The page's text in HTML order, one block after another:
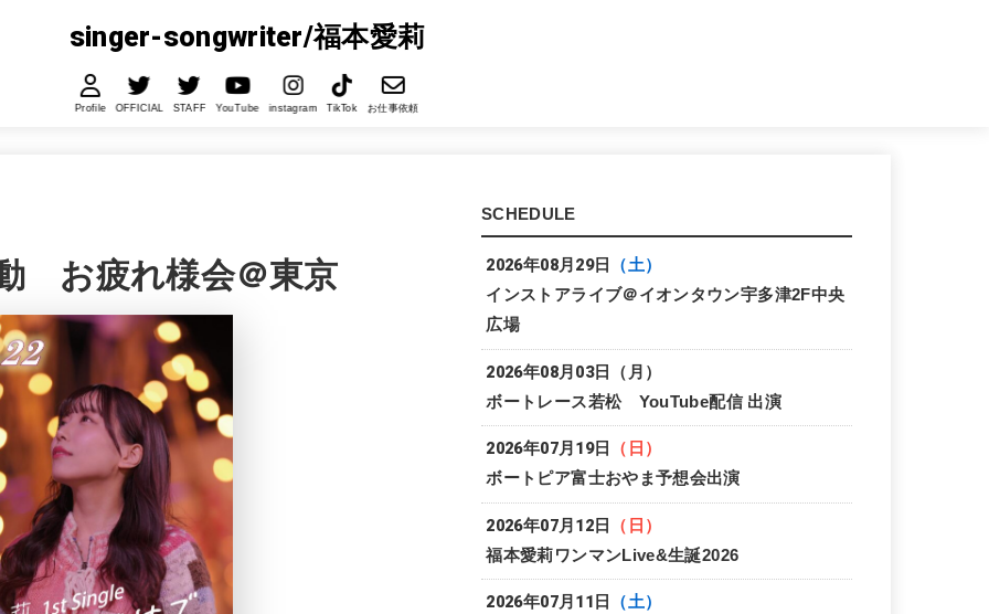
singer-songwriter/福本愛莉
Profile OFFICIAL STAFF YouTube instagram TikTok お仕事依頼
お疲れ様会＠東京
SCHEDULE
インストアライブ＠イオンタウン宇多津2F中央
広場
2026年08月29日 （土）
ボートレース若松 YouTube配信 出演
2026年08月03日 （月）
ボートピア富士おやま予想会出演
2026年07月19日 （日）
福本愛莉ワンマンLive&生誕2026
2026年07月12日 （日）
2026年07月11日 （土）